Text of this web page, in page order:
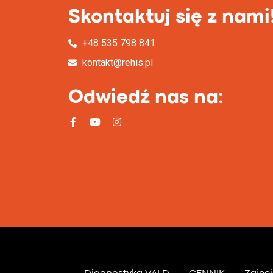
Skontaktuj się z
+48 535 798 841
kontakt@rehis.pl
Odwiedź nas na: